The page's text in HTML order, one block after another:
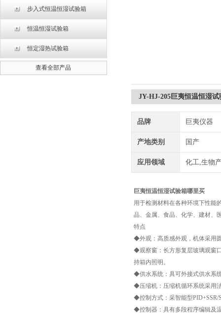
步入式恒温恒湿试验箱
恒温恒湿试验箱
恒定湿热试验箱
查看全部产品
JY-HJ-205巨夷恒温恒湿
品牌 巨夷仪器
产地类别 国产
应用领域 化工,生物
巨夷恒温恒湿试验箱哪里买
用于检测材料在各种环境下性能
品、金属、食品、化学、建材、
特点
◆外观：高质感外观，机体采用
◆观察窗：长方形复层玻璃观窗
持箱内照明。
◆供水系统：具可外接式供水系
◆压缩机：压缩机循环系统采用
◆控制方式：采智能型PID+SSR/
◆控制器：具有多段程序编辑及